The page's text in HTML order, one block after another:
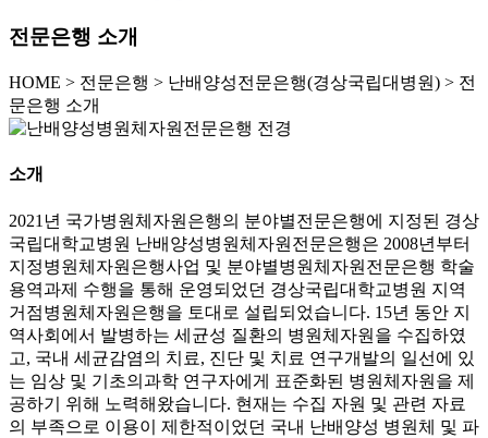
전문은행 소개
HOME > 전문은행 > 난배양성전문은행(경상국립대병원) > 전
문은행 소개
소개
2021년 국가병원체자원은행의 분야별전문은행에 지정된 경상
국립대학교병원 난배양성병원체자원전문은행은 2008년부터
지정병원체자원은행사업 및 분야별병원체자원전문은행 학술
용역과제 수행을 통해 운영되었던 경상국립대학교병원 지역
거점병원체자원은행을 토대로 설립되었습니다. 15년 동안 지
역사회에서 발병하는 세균성 질환의 병원체자원을 수집하였
고, 국내 세균감염의 치료, 진단 및 치료 연구개발의 일선에 있
는 임상 및 기초의과학 연구자에게 표준화된 병원체자원을 제
공하기 위해 노력해왔습니다. 현재는 수집 자원 및 관련 자료
의 부족으로 이용이 제한적이었던 국내 난배양성 병원체 및 파